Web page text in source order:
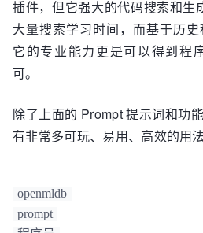
插件，但它强大的代码搜索和生
大量搜索学习时间，而基于历史
它的专业能力更是可以得到程
可。
除了上面的 Prompt 提示词和功
有非常多可玩、易用、高效的用
openmldb
prompt